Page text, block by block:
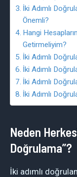
İki Adımlı
Önemli?
Hangi
Getirmeliyim?
İki Adımlı
İki Adımlı
İki Adımlı
İki Adımlı
Neden
Doğrulama”?
İki adımlı